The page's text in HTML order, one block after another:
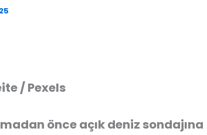
/ Pexels
önce açık deniz sondajına